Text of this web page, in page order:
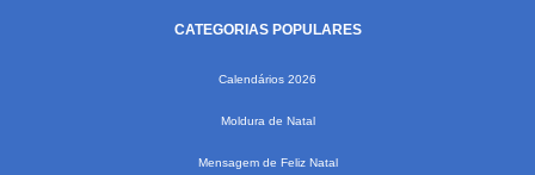
CATEGORIAS POPULARES
Calendários 2026
Moldura de Natal
Mensagem de Feliz Natal